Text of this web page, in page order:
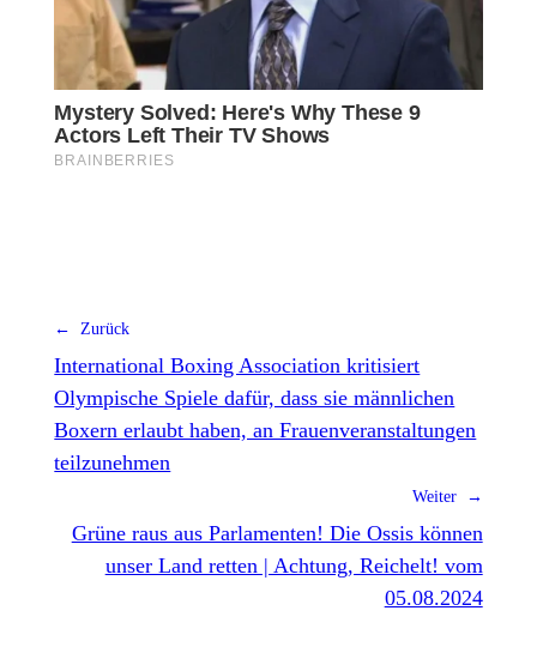
← Zurück
International Boxing Association kritisiert
Olympische Spiele dafür, dass sie männlichen
Boxern erlaubt haben, an Frauenveranstaltungen
teilzunehmen
Weiter →
Grüne raus aus Parlamenten! Die Ossis können
unser Land retten | Achtung, Reichelt! vom
05.08.2024